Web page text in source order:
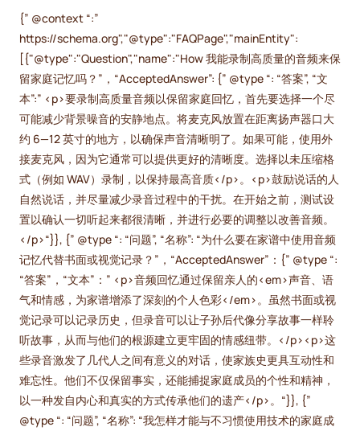
{” @context “:”
https://schema.org","@type":"FAQPage","mainEntity":
[{"@type":"Question","name":"How 我能录制高质量的音频来保
留家庭记忆吗？”，“AcceptedAnswer”: {” @type “: “答案”, “文
本”:” <p>要录制高质量音频以保留家庭回忆，首先要选择一个尽
可能减少背景噪音的安静地点。将麦克风放置在距离扬声器口大
约 6—12 英寸的地方，以确保声音清晰明了。如果可能，使用外
接麦克风，因为它通常可以提供更好的清晰度。选择以未压缩格
式（例如 WAV）录制，以保持最高音质</p>。<p>鼓励说话的人
自然说话，并尽量减少录音过程中的干扰。在开始之前，测试设
置以确认一切听起来都很清晰，并进行必要的调整以改善音频。
</p>“}}, {” @type “: “问题”, “名称”: “为什么要在家谱中使用音频
记忆代替书面或视觉记录？”，“AcceptedAnswer”：{” @type “:
“答案”，“文本”：” <p>音频回忆通过保留亲人的<em>声音、语
气和情感，为家谱增添了深刻的个人色彩</em>。虽然书面或视
觉记录可以记录历史，但录音可以让子孙后代像分享故事一样聆
听故事，从而与他们的根源建立更牢固的情感纽带。</p><p>这
些录音激发了几代人之间有意义的对话，使家族史更具互动性和
难忘性。他们不仅保留事实，还能捕捉家庭成员的个性和精神，
以一种发自内心和真实的方式传承他们的遗产</p>。“}}, {”
@type “: “问题”, “名称”: “我怎样才能与不习惯使用技术的家庭成